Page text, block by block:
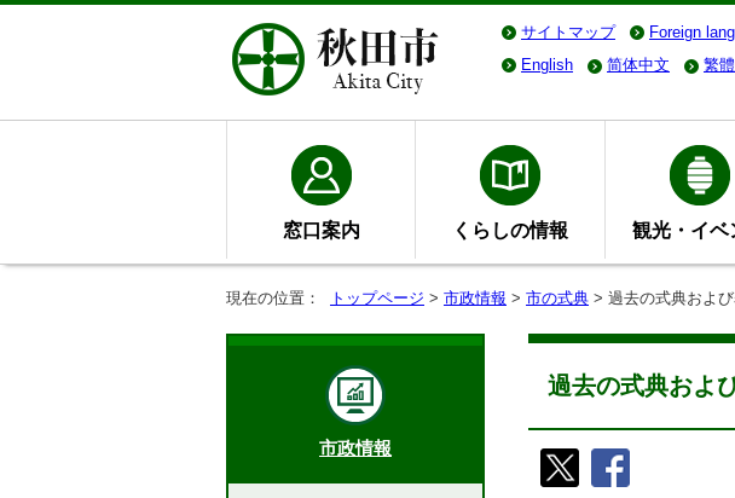
サイトマップ Foreign
English
简体中文 繁
窓口案内 くらしの情報 観光・イベ
現在の位置： トップページ > 市政情報 > 市の式典 > 過去の式典およ
過去の式典およ
市政情報